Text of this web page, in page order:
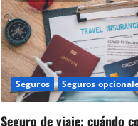
Seguros Seguros
Seguro de viaje: cuándo